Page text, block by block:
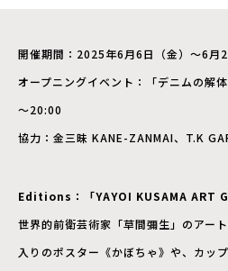
開催期間：2025年6月6日（金）～6月
オープニングイベント：「デニムの解
～20:00
協力：金三昧 KANE-ZANMAI、T.K
Editions：「YAYOI KUSAMA ART
世界的前衛芸術家「草間彌生」のアー
入りのポスター《かぼちゃ》や、カッ